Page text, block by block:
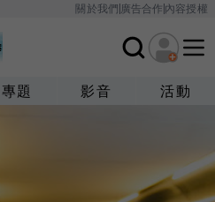
關於我們廣告合作內容授權
專題 影音 活動